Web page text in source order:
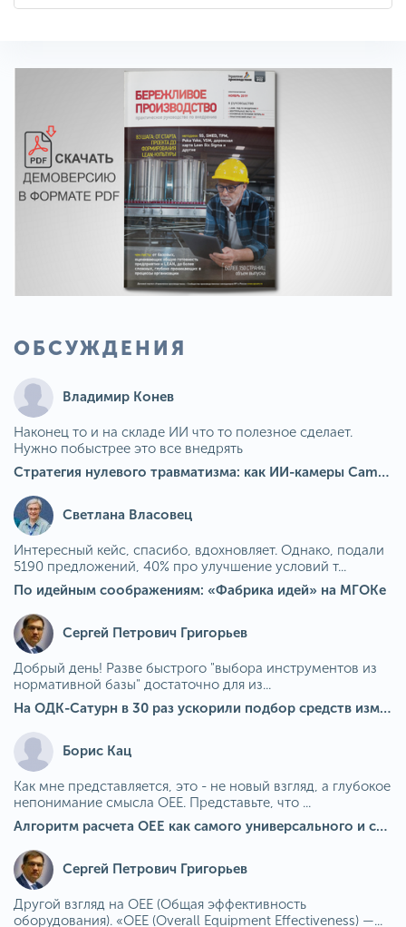
ОБСУЖДЕНИЯ
Владимир Конев
Наконец то и на складе ИИ что то полезное сделает.
Нужно побыстрее это все внедрять
Стратегия нулевого травматизма: как ИИ-камеры Camkord снижают риск наезда на пешехода при работе на погрузчике
Светлана Власовец
Интересный кейс, спасибо, вдохновляет. Однако, подали
5190 предложений, 40% про улучшение условий т...
По идейным соображениям: «Фабрика идей» на МГОКе
Сергей Петрович Григорьев
Добрый день! Разве быстрого "выбора инструментов из
нормативной базы" достаточно для из...
На ОДК-Сатурн в 30 раз ускорили подбор средств измерения для контроля качества продукции
Борис Кац
Как мне представляется, это - не новый взгляд, а глубокое
непонимание смысла OEE. Представьте, что ...
Алгоритм расчета ОЕЕ как самого универсального и современного показателя эффективности оборудования в мире
Сергей Петрович Григорьев
Другой взгляд на OEE (Общая эффективность
оборудования). «OEE (Overall Equipment Effectiveness) —...